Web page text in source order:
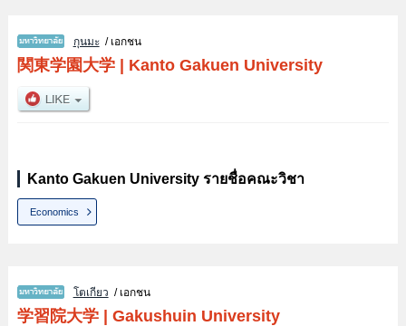
กุนมะ/ เอกชน
関東学園大学| Kanto Gakuen University
Kanto Gakuen University รายชื่อคณะวิชา
Economics
โตเกียว / เอกชน
学習院大学| Gakushuin University